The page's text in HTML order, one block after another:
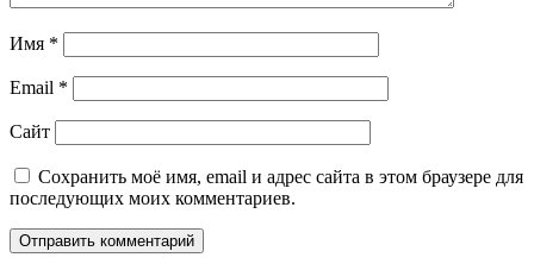
Имя *
Email *
Сайт
Сохранить моё имя, email и адрес сайта в этом браузере для
последующих моих комментариев.